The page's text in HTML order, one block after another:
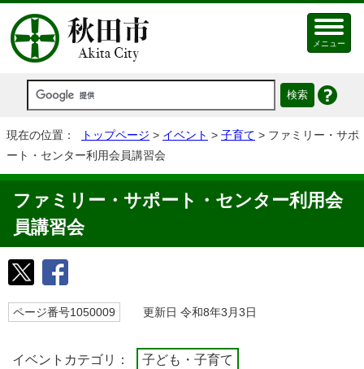
メニュー
現在の位置： トップページ > イベント > 子育て > ファミリー・サポ
ート・センター利用会員講習会
ファミリー・サポート・センター利用会
員講習会
ページ番号1050009 更新日 令和8年3月3日
イベントカテゴリ： 子ども・子育て